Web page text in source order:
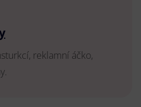
reklamní áčko,